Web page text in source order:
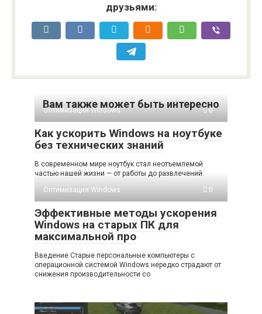
друзьями:
Вам также может быть интересно
Оптимизация Windows 0
Как ускорить Windows на ноутбуке
без технических знаний
В современном мире ноутбук стал неотъемлемой
частью нашей жизни — от работы до развлечений.
Оптимизация Windows
0
Эффективные методы ускорения
Windows на старых ПК для
максимальной про
Введение Старые персональные компьютеры с
операционной системой Windows нередко страдают от
снижения производительности со